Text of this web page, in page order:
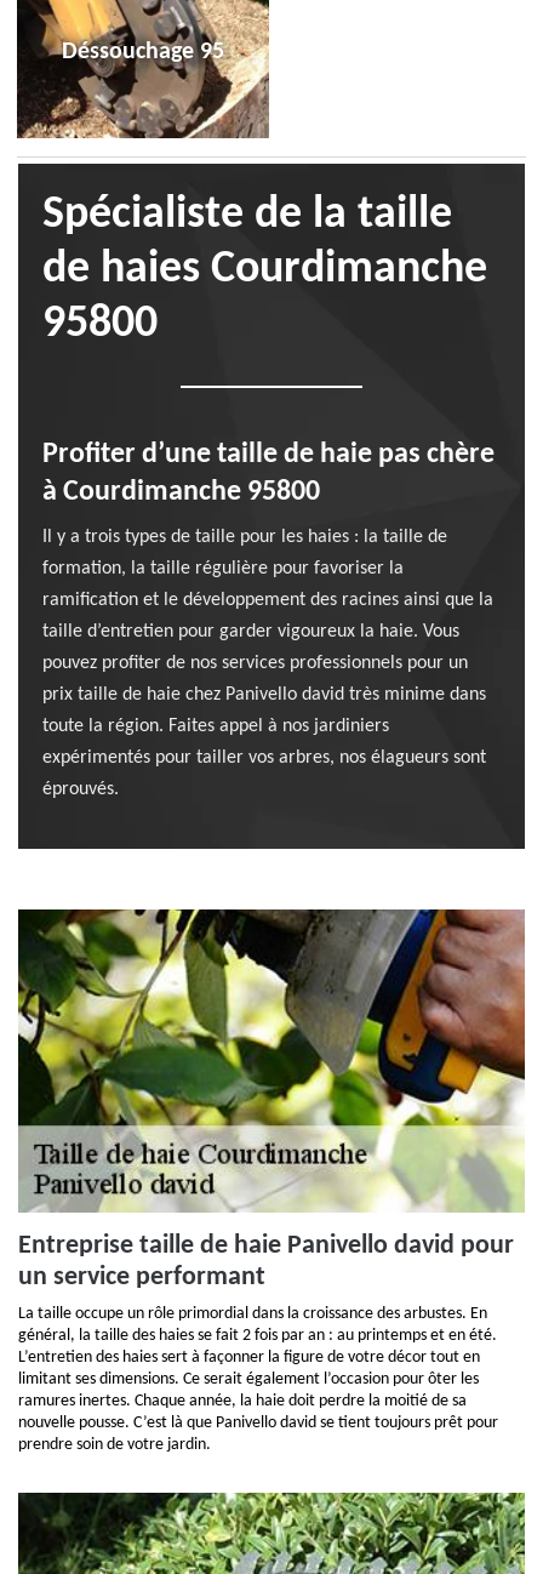
Déssouchage 95
Spécialiste de la taille
de haies Courdimanche
95800
Profiter d’une taille de haie pas chère
à Courdimanche 95800
Il y a trois types de taille pour les haies : la taille de
formation, la taille régulière pour favoriser la
ramification et le développement des racines ainsi que la
taille d’entretien pour garder vigoureux la haie. Vous
pouvez profiter de nos services professionnels pour un
prix taille de haie chez Panivello david très minime dans
toute la région. Faites appel à nos jardiniers
expérimentés pour tailler vos arbres, nos élagueurs sont
éprouvés.
Entreprise taille de haie Panivello david pour
un service performant
​​La taille occupe un rôle primordial dans la croissance des arbustes. En
général, la taille des haies se fait 2 fois par an : au printemps et en été.
L’entretien des haies sert à façonner la figure de votre décor tout en
limitant ses dimensions. Ce serait également l’occasion pour ôter les
ramures inertes. Chaque année, la haie doit perdre la moitié de sa
nouvelle pousse. C’est là que Panivello david se tient toujours prêt pour
prendre soin de votre jardin.